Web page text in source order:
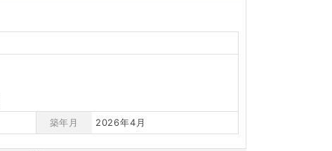
築年月 2026年4月